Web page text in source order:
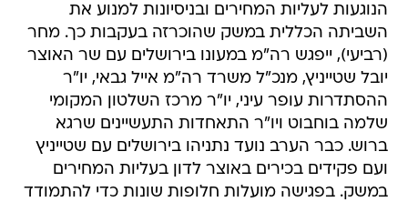
הנוגעות לעליות המחירים ובניסיונות למנוע את
השביתה הכללית במשק שהוכרזה בעקבות כך. מחר
(רביעי), ייפגש רה"מ במעונו בירושלים עם שר האוצר
יובל שטייניץ, מנכ"ל משרד רה"מ אייל גבאי, יו"ר
ההסתדרות עופר עיני, יו"ר מרכז השלטון המקומי
שלמה בוחבוט ויו"ר התאחדות התעשיינים שרגא
ברוש. כבר הערב נועד נתניהו בירושלים עם שטייניץ
ועם פקידים בכירים באוצר לדון בעליות המחירים
במשק. בפגישה מועלות חלופות שונות כדי להתמודד